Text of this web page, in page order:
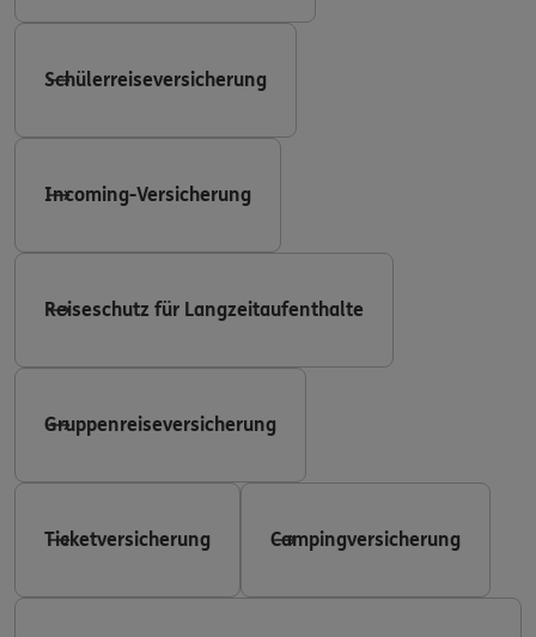
Schülerreiseversicherung
Incoming-Versicherung
Reiseschutz für Langzeitaufenthalte
Gruppenreiseversicherung
Ticketversicherung Campingversicherung